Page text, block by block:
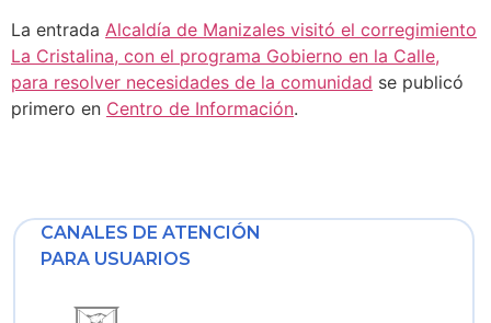
La entrada Alcaldía de Manizales visitó el corregimiento
La Cristalina, con el programa Gobierno en la Calle,
para resolver necesidades de la comunidad se publicó
primero en Centro de Información.
CANALES DE ATENCIÓN
PARA USUARIOS